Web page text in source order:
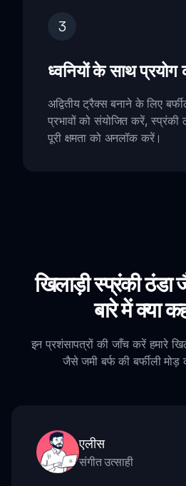
3
ध्वनियों के साथ प्रयोग
अद्वितीय ट्रैक्स बनाने के लिए
प्रभावों को संयोजित करें, स्प्रंकी
पूरी क्षमता को अनलॉक करें।
खिलाड़ी स्प्रंकी
बारे में क्या
इन प्रशंसापत्रों की जाँच करें हमारे
जैसे जमी बर्फ की बर्फीली
एलीस
संगीत उत्साही